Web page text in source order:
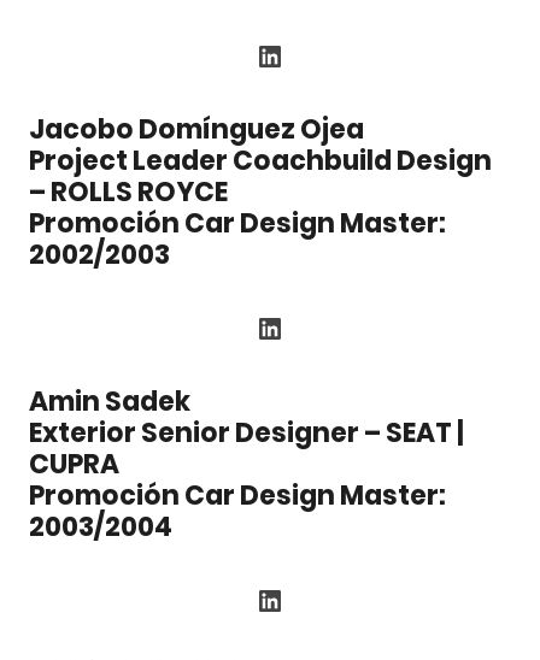
LinkedIn
Jacobo Domínguez Ojea
Project Leader Coachbuild Design
– ROLLS ROYCE
Promoción Car Design Master:
2002/2003
LinkedIn
Amin Sadek
Exterior Senior Designer – SEAT |
CUPRA
Promoción Car Design Master:
2003/2004
LinkedIn